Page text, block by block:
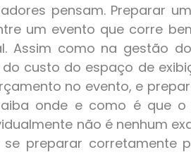
pensam. Preparar
um evento que corre
Assim como na gestão
custo do espaço de
no evento, e
onde e como é que
não é nenhum
preparar corretamente